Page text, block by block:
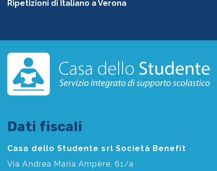
Ripetizioni di Italiano a Verona
Dati fiscali
Casa dello Studente srl Società Benefit
Via Andrea Maria Ampère, 61/a